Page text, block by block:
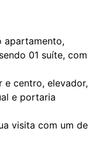
apartamento,
01 suíte, com
e centro, elevador,
e portaria
visita com um de